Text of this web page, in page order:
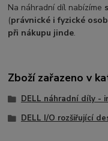
Na náhradní díl nabízíme
(právnické i fyzické
při nákupu jinde.
Zboží zařazeno v
DELL náhradní díly -
DELL I/O rozšiřující